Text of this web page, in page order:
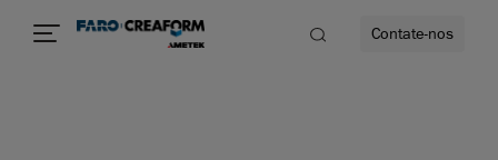
Contate-nos